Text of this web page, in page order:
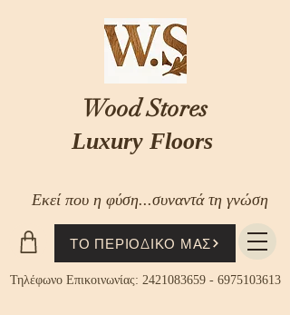
Εκεί που η φύση...συναντά τη γνώση
ΤΟ ΠΕΡΙΟΔΙΚΟ ΜΑΣ
Τηλέφωνο Επικοινωνίας: 2421083659- 6975103613
Wood Stores
Luxury Floors